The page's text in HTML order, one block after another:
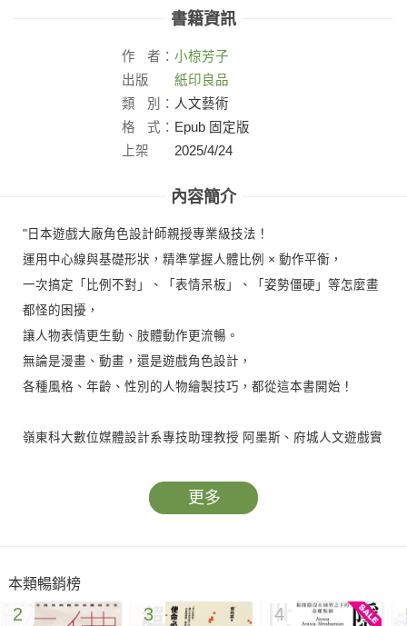
書籍資訊
作 者： 小椋芳子
出版
社：
紙印良品
類
別： 人文藝術
格
式： Epub 固定版
上架
2025/4/24
內容簡介
"日本遊戲大廠角色設計師親授專業級技法！
運用中心線與基礎形狀，精準掌握人體比例 × 動作平衡，
一次搞定「比例不對」、「表情呆板」、「姿勢僵硬」等怎麼畫
都怪的困擾，
讓人物表情更生動、肢體動作更流暢。
無論是漫畫、動畫，還是遊戲角色設計，
各種風格、年齡、性別的人物繪製技巧，都從這本書開始！
嶺東科大數位媒體設計系專技助理教授 阿墨斯、府城人文遊戲實
插畫家 衛生秋、插畫師 Kilin Usagi（兔兔希凛），熱烈推薦！
──「一本教你突破創作瓶頸、快速提升繪畫技巧的人像繪製全
你是否遇過這些困擾？──
‧畫出的人物姿勢總是不自然，彷彿在僵硬擺拍？
更多
本類暢銷榜
2 3 4